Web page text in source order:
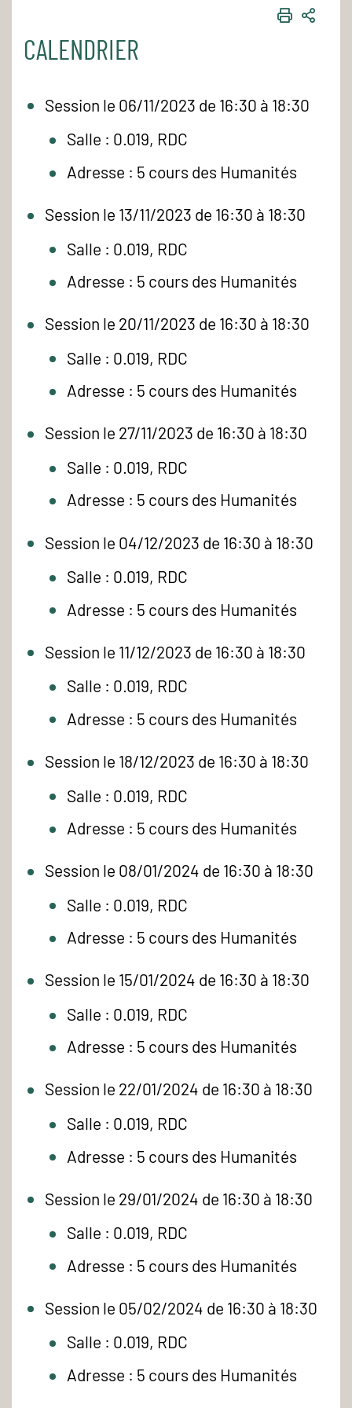
CALENDRIER
Session le 06/11/2023 de 16:30 à 18:30
Salle : 0.019, RDC
Adresse : 5 cours des Humanités
Session le 13/11/2023 de 16:30 à 18:30
Salle : 0.019, RDC
Adresse : 5 cours des Humanités
Session le 20/11/2023 de 16:30 à 18:30
Salle : 0.019, RDC
Adresse : 5 cours des Humanités
Session le 27/11/2023 de 16:30 à 18:30
Salle : 0.019, RDC
Adresse : 5 cours des Humanités
Session le 04/12/2023 de 16:30 à 18:30
Salle : 0.019, RDC
Adresse : 5 cours des Humanités
Session le 11/12/2023 de 16:30 à 18:30
Salle : 0.019, RDC
Adresse : 5 cours des Humanités
Session le 18/12/2023 de 16:30 à 18:30
Salle : 0.019, RDC
Adresse : 5 cours des Humanités
Session le 08/01/2024 de 16:30 à 18:30
Salle : 0.019, RDC
Adresse : 5 cours des Humanités
Session le 15/01/2024 de 16:30 à 18:30
Salle : 0.019, RDC
Adresse : 5 cours des Humanités
Session le 22/01/2024 de 16:30 à 18:30
Salle : 0.019, RDC
Adresse : 5 cours des Humanités
Session le 29/01/2024 de 16:30 à 18:30
Salle : 0.019, RDC
Adresse : 5 cours des Humanités
Session le 05/02/2024 de 16:30 à 18:30
Salle : 0.019, RDC
Adresse : 5 cours des Humanités